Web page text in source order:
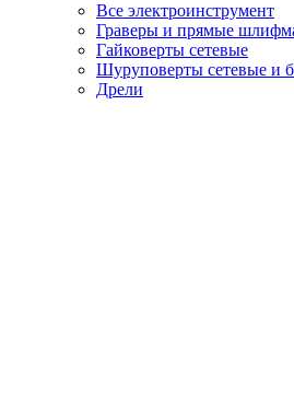
Все электроинструмент
Граверы и прямые
Гайковерты сетевые
Шуруповерты сетевые и
Дрели